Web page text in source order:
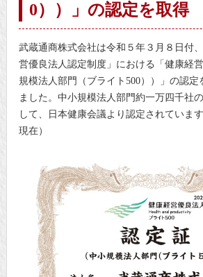
0））」の認定を取得
武蔵通商株式会社は令和５年３月８日付
営優良法人認定制度」における「健康経
規模法人部門（ブライト500））」の認定
ました。中小規模法人部門約一万四千社
して、日本健康会議より認定されていま
現在）